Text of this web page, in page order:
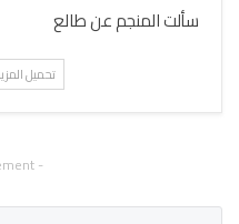
سألت المنجم عن طالع
تحميل
-